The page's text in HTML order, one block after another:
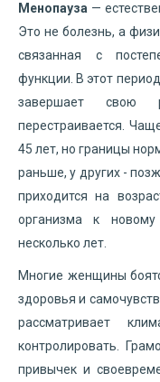
Менопауза —
Это не болезнь, а
связанная с
функции. В этот
завершает свою
перестраивается.
45 лет, но границы
раньше, у других -
приходится на
организма к новому
несколько лет.
Многие женщины
здоровья и
рассматривает
контролировать.
привычек и